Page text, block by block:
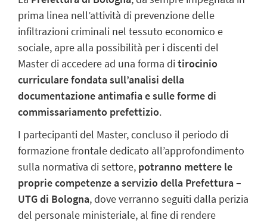
prima linea nell’attività di prevenzione delle
infiltrazioni criminali nel tessuto economico e
sociale, apre alla possibilità per i discenti del
Master di accedere ad una forma ditirocinio
curriculare fondata sull’analisi della
documentazione antimafia e sulle forme di
commissariamento prefettizio.
I partecipanti del Master, concluso il periodo di
formazione frontale dedicato all’approfondimento
sulla normativa di settore, potranno mettere le
proprie competenze a servizio della Prefettura –
UTG di Bologna, dove verranno seguiti dalla perizia
del personale ministeriale, al fine di rendere